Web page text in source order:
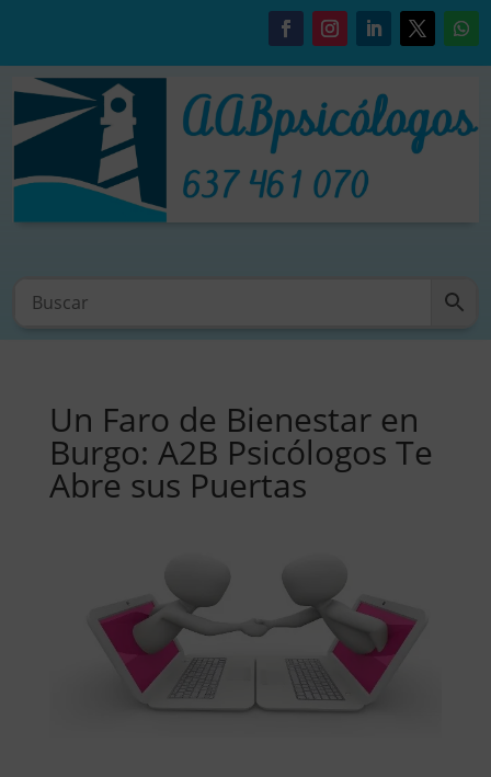
Un Faro de Bienestar en
Burgo: A2B Psicólogos Te
Abre sus Puertas